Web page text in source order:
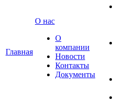
Главная
О нас
О
компании
Новости
Контакты
Документы